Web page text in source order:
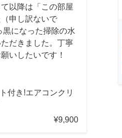
以降は「この部屋
申し訳ないで
になった掃除の水
だきました。丁寧
いしたいです！
付き!エアコンクリ
¥9,900